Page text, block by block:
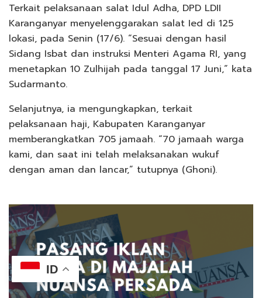
Terkait pelaksanaan salat Idul Adha, DPD LDII
Karanganyar menyelenggarakan salat Ied di 125
lokasi, pada Senin (17/6). “Sesuai dengan hasil
Sidang Isbat dan instruksi Menteri Agama RI, yang
menetapkan 10 Zulhijah pada tanggal 17 Juni,” kata
Sudarmanto.
Selanjutnya, ia mengungkapkan, terkait
pelaksanaan haji, Kabupaten Karanganyar
memberangkatkan 705 jamaah. “70 jamaah warga
kami, dan saat ini telah melaksanakan wukuf
dengan aman dan lancar,” tutupnya (Ghoni).
ID